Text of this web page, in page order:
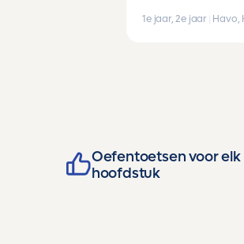
1e jaar, 2e jaar Havo,
Oefentoetsen voor elk
hoofdstuk